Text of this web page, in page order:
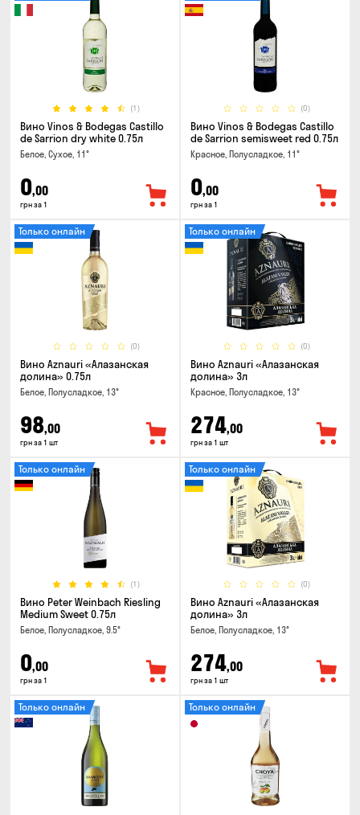
(1)
Вино Vinos & Bodegas Castillo
de Sarrion dry white 0.75л
Белое, Сухое, 11°
0,00
грн за 1
(0)
Вино Vinos & Bodegas Castillo
de Sarrion semisweet red 0.75л
Красное, Полусладкое, 11°
0,00
грн за 1
(0)
Только онлайн
Вино Aznauri «Алазанская
долина» 0.75л
Белое, Полусладкое, 13°
98,00
грн за 1 шт
(0)
Только онлайн
Вино Aznauri «Алазанская
долина» 3л
Красное, Полусладкое, 13°
274,00
грн за 1 шт
(1)
Только онлайн
Вино Peter Weinbach Riesling
Medium Sweet 0.75л
Белое, Полусладкое, 9.5°
0,00
грн за 1
(0)
Только онлайн
Вино Aznauri «Алазанская
долина» 3л
Белое, Полусладкое, 13°
274,00
грн за 1 шт
Только онлайн Только онлайн